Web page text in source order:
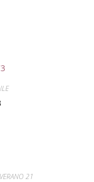
VERANO 21